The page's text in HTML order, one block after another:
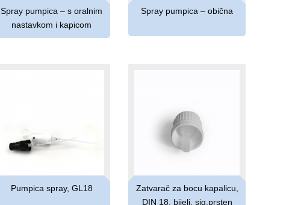
Spray pumpica – s oralnim
nastavkom i kapicom
Spray pumpica – obična
Pumpica spray, GL18
Zatvarač za bocu kapalicu,
DIN 18, bijeli, sig.prsten